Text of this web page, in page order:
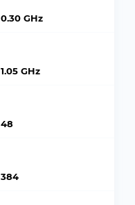
0.30 GHz
1.05 GHz
48
384